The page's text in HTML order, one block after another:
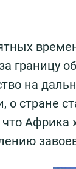
границу
на
о стране
Африка